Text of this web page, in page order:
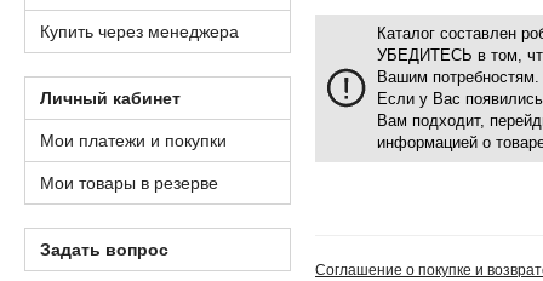
Каталог составлен
УБЕДИТЕСЬ в том, что
Вашим потребностям.
Если у Вас
Вам подходит,
информацией о
Купить через менеджера
Личный кабинет
Мои платежи и покупки
Мои товары в резерве
Задать вопрос
Соглашение о покупке и